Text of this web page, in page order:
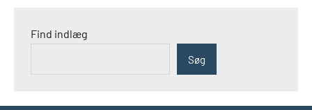
Find indlæg
Søg